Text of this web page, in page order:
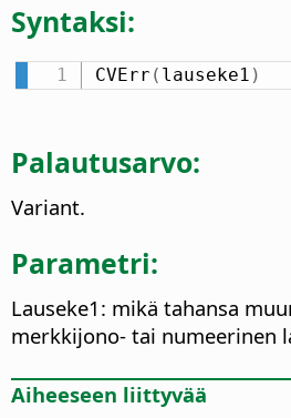
Syntaksi:
CVErr ( lauseke1 )
Palautusarvo:
Variant.
Parametri:
Lauseke1: mikä tahansa
merkkijono- tai numeerinen
Aiheeseen liittyvää